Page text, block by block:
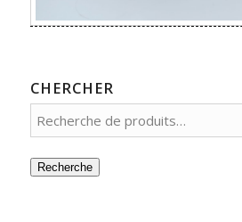
CHERCHER
Recherche